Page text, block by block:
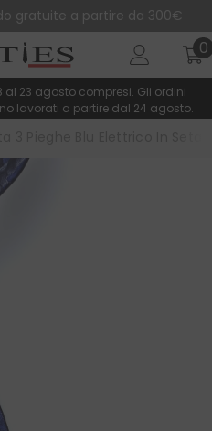
gratuite a partire da 300€
00
23 agosto compresi. Gli ordini
lavorati a partire dal 24 agosto.